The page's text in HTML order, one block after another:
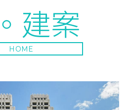
建案
HOME